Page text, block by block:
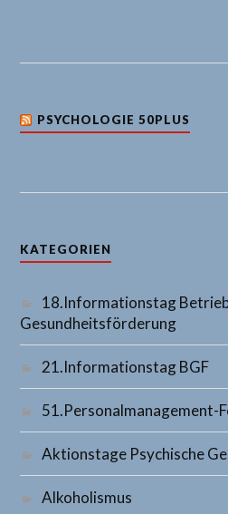
PSYCHOLOGIE 50PLUS
KATEGORIEN
18.Informationstag
Gesundheitsförderung
21.Informationstag BGF
51.Personalmanagement-
Aktionstage Psychische
Alkoholismus